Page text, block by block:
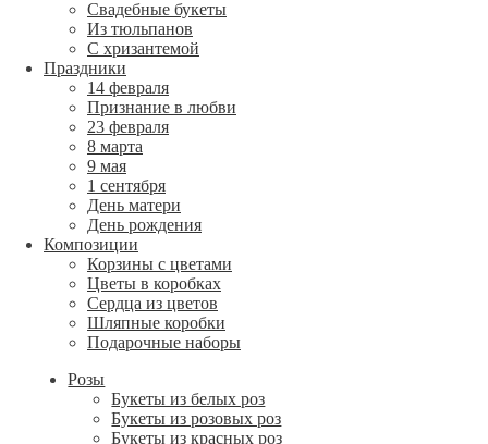
Свадебные букеты
Из тюльпанов
С хризантемой
Праздники
14 февраля
Признание в любви
23 февраля
8 марта
9 мая
1 сентября
День матери
День рождения
Композиции
Корзины с цветами
Цветы в коробках
Сердца из цветов
Шляпные коробки
Подарочные наборы
Розы
Букеты из белых роз
Букеты из розовых роз
Букеты из красных роз